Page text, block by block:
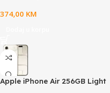
374,00 KM
Apple iPhone Air 256GB Light